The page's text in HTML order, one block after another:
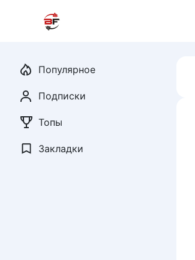
Популярное
Подписки
Топы
Закладки